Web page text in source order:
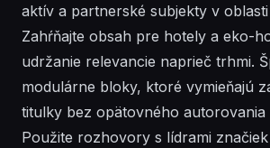
aktív a partnerské subjekty v
Zahŕňajte obsah pre hotely a eko-
udržanie relevancie naprieč trhmi.
modulárne bloky, ktoré vymieňajú
titulky bez opätovného autorovania
Použite rozhovory s lídrami